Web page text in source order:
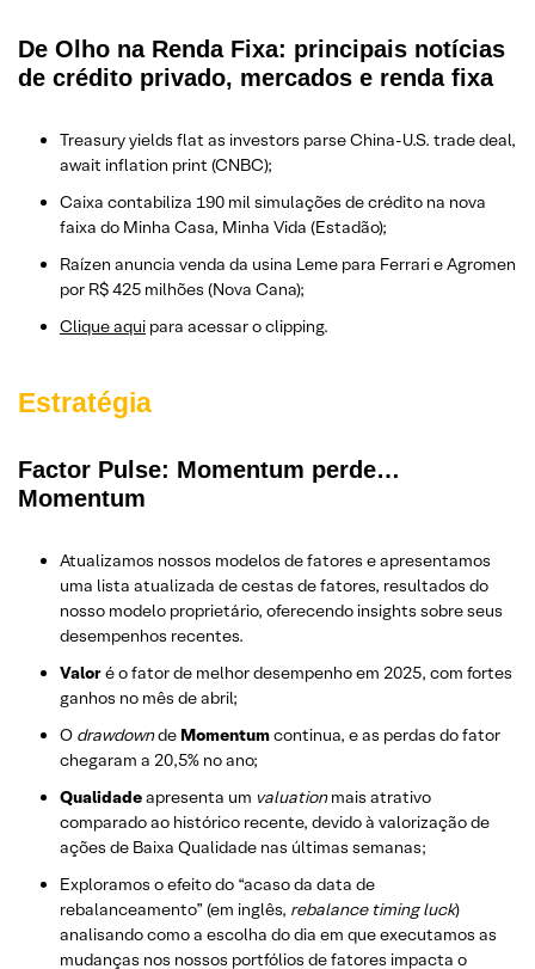
De Olho na Renda Fixa: principais notícias
de crédito privado, mercados e renda fixa
Treasury yields flat as investors parse China-U.S. trade deal,
await inflation print (CNBC);
Caixa contabiliza 190 mil simulações de crédito na nova
faixa do Minha Casa, Minha Vida (Estadão);
Raízen anuncia venda da usina Leme para Ferrari e Agromen
por R$ 425 milhões (Nova Cana);
Clique aqui para acessar o clipping.
Estratégia
Factor Pulse: Momentum perde…
Momentum
Atualizamos nossos modelos de fatores e apresentamos
uma lista atualizada de cestas de fatores, resultados do
nosso modelo proprietário, oferecendo insights sobre seus
desempenhos recentes.
Valoré o fator de melhor desempenho em 2025, com fortes
ganhos no mês de abril;
O drawdownde Momentumcontinua, e as perdas do fator
chegaram a 20,5% no ano;
Qualidadeapresenta um valuationmais atrativo
comparado ao histórico recente, devido à valorização de
ações de Baixa Qualidade nas últimas semanas;
Exploramos o efeito do “acaso da data de
rebalanceamento” (em inglês, rebalance timing luck)
analisando como a escolha do dia em que executamos as
mudanças nos nossos portfólios de fatores impacta o